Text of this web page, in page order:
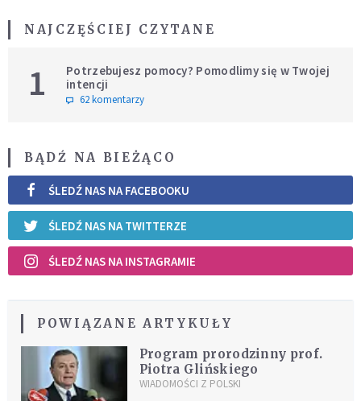
NAJCZĘŚCIEJ CZYTANE
1
Potrzebujesz pomocy? Pomodlimy się w Twojej
intencji
62 komentarzy
BĄDŹ NA BIEŻĄCO
ŚLEDŹ NAS NA FACEBOOKU
ŚLEDŹ NAS NA TWITTERZE
ŚLEDŹ NAS NA INSTAGRAMIE
POWIĄZANE ARTYKUŁY
Program prorodzinny prof.
Piotra Glińskiego
WIADOMOŚCI Z POLSKI